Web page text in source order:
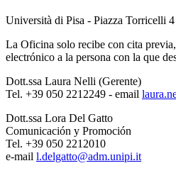
Università di Pisa - Piazza Torricelli
La Oficina solo recibe con cita
electrónico a la persona con la que
Dott.ssa Laura Nelli (Gerente)
Tel. +39 050 2212249 - email
Dott.ssa Lora Del Gatto
Comunicación y Promoción
Tel. +39 050 2212010
e-mail l.delgatto@adm.unipi.it